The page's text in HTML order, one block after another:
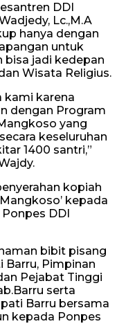
DDI
Lc.,M.A
hanya dengan
untuk
bisa jadi kedepan
Wisata Religius.
kami karena
dengan Program
yang
keseluruhan
1400 santri,”
kopiah
kepada
DDI
bibit pisang
Barru, Pimpinan
Pejabat Tinggi
serta
Barru bersama
kepada Ponpes